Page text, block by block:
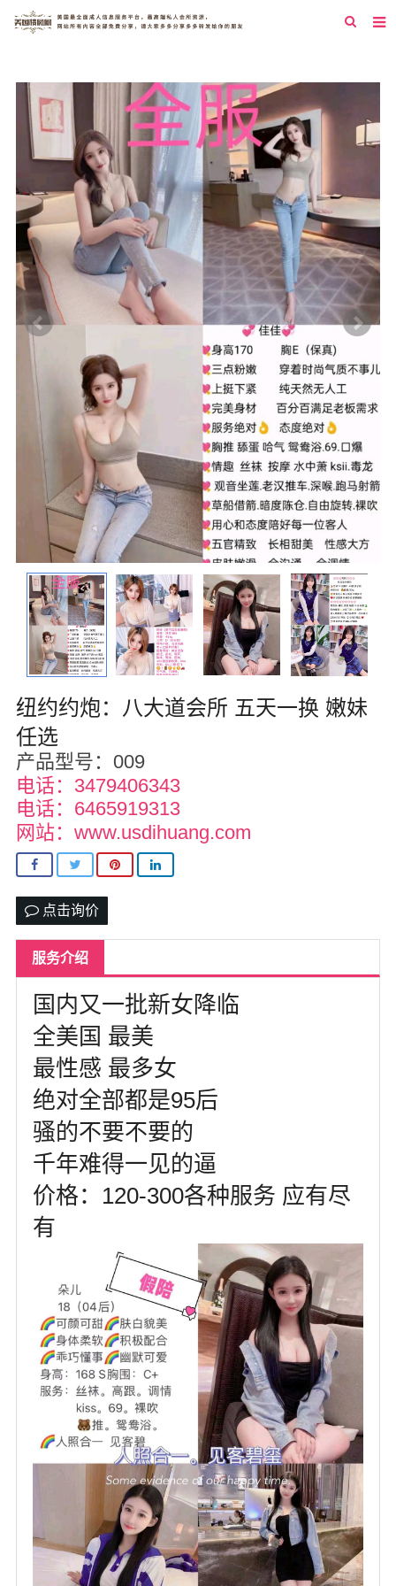
纽约
洛杉矶
西雅图
芝加哥
新泽西
圣地亚哥
休斯顿
拉斯维加斯
波士顿
华盛顿
圣荷西
夏威夷
亚特兰大
迈阿密
奥斯汀
匹兹堡
达拉斯
美国其他地区
尔湾
us151萌萌私家约炮按摩
留学生私家兼职*有地方可上门
纽约约炮：八大道会所 五天一换 嫩妹
任选
产品型号：009
电话：3479406343
电话：6465919313
网站：www.usdihuang.com
点击询价
服务介绍
国内又一批新女降临
全美国 最美
最性感 最多女
绝对全部都是95后
骚的不要不要的
千年难得一见的逼
价格：120-300各种服务 应有尽
有